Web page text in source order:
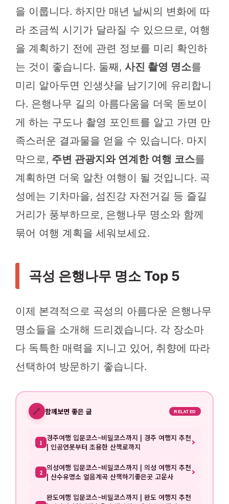
을 이룹니다. 하지만 매년 날씨의 변화에 따
라 조금씩 시기가 달라질 수 있으므로, 여행
을 계획하기 전에 관련 정보를 미리 확인하
는 것이 좋습니다. 둘째, 사진 촬영 명소를
미리 알아두면 인생샷을 남기기에 유리합니
다. 은행나무 길의 아름다움을 더욱 돋보이
게 하는 구도나 촬영 포인트를 알고 가면 만
족스러운 결과물을 얻을 수 있습니다. 마지
막으로, 주변 관광지와 연계한 여행 코스를
계획하면 더욱 알찬 여행이 될 것입니다. 곡
성에는 기차마을, 섬진강 자전거길 등 즐길
거리가 풍부하므로, 은행나무 명소와 함께
묶어 여행 계획을 세워보세요.
곡성 은행나무 명소 Top 5
이제 본격적으로 곡성의 아름다운 은행나무
명소들을 소개해 드리겠습니다. 각 장소마
다 독특한 매력을 지니고 있어, 취향에 따라
선택하여 방문하기 좋습니다.
🔗 함께보면 좋은 글 RELATED
1 경주여행 입문코스~비밀코스까지 | 경주 여행지 추천
| 인공연못부터 조용한 산책로까지
2 의성여행 입문코스~비밀코스까지 | 의성 여행지 추천
| 산수유명소 얼음계곡 산책하기좋은곳 고운사
완도여행 입문코스~비밀코스까지 | 완도 여행지 추천